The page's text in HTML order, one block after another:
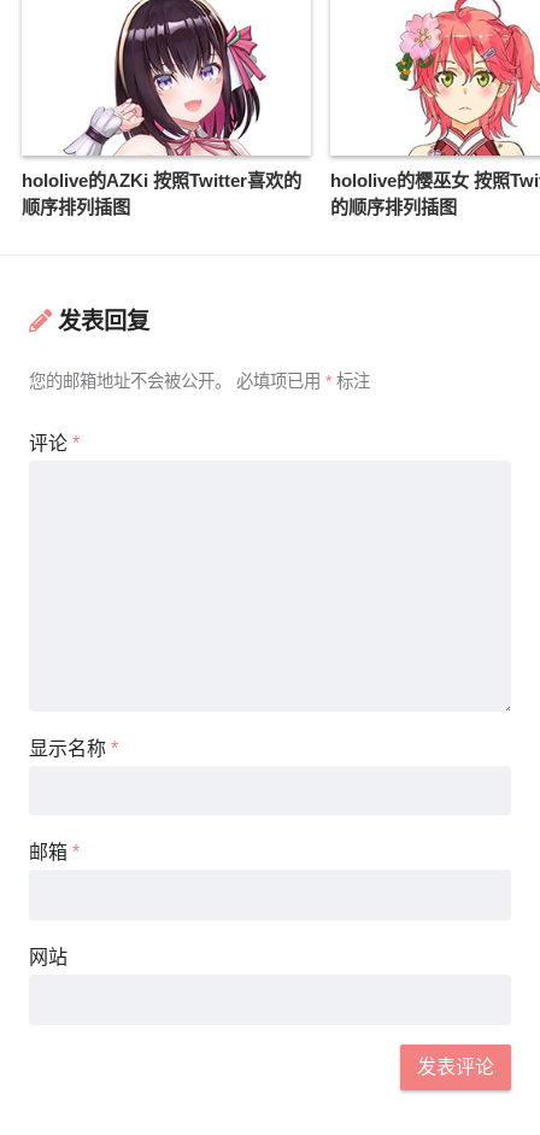
hololive的AZKi 按照Twitter喜欢的
顺序排列插图
hololive的樱巫女 按照
的顺序排列插图
发表回复
您的邮箱地址不会被公开。 必填项已用 * 标注
评论 *
显示名称 *
邮箱 *
网站